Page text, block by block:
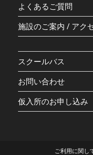
よくあるご質問
施設のご案内 / アク
スクールバス
お問い合わせ
仮入所のお申し込み
ご利用に関し